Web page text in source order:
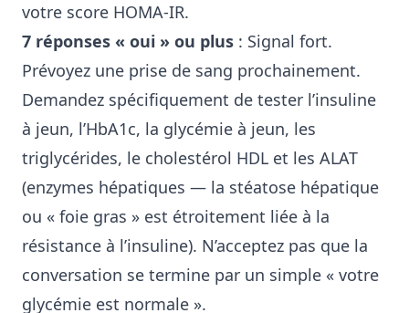
votre score HOMA-IR.
7 réponses « oui » ou plus : Signal fort.
Prévoyez une prise de sang prochainement.
Demandez spécifiquement de tester l’insuline
à jeun, l’HbA1c, la glycémie à jeun, les
triglycérides, le cholestérol HDL et les ALAT
(enzymes hépatiques — la stéatose hépatique
ou « foie gras » est étroitement liée à la
résistance à l’insuline). N’acceptez pas que la
conversation se termine par un simple « votre
glycémie est normale ».